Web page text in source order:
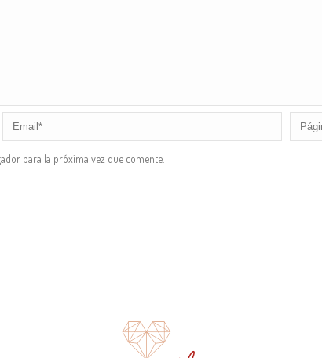
para la próxima vez que comente.